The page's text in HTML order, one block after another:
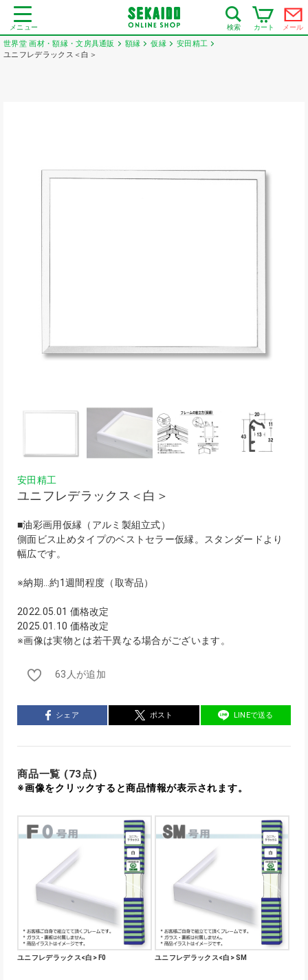
メニュー 検索 カート メール
世界堂 画材・額縁・文房具通販 額縁 仮縁
安田精工
ユニフレデラックス＜白＞
安田精工
ユニフレデラックス＜白＞
■油彩画用仮縁（アルミ製組立式）
側面ビス止めタイプのベストセラー仮縁。スタンダードより
幅広です。
※納期…約1週間程度（取寄品）
2022.05.01 価格改定
2025.01.10 価格改定
※画像は実物とは若干異なる場合がございます。
63人が追加
シェア ポスト LINEで送る
商品一覧 (73点)
※画像をクリックすると商品情報が表示されます。
ユニフレデラックス<白> F0 ユニフレデラックス<白> SM